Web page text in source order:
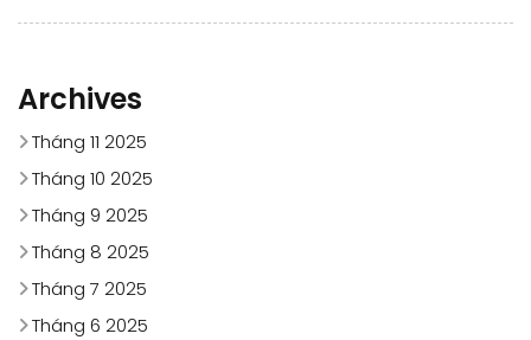
Archives
Tháng 11 2025
Tháng 10 2025
Tháng 9 2025
Tháng 8 2025
Tháng 7 2025
Tháng 6 2025